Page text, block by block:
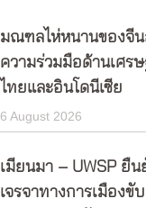
มณฑลไห่หนานของจีน
ความร่วมมือด้านเศร
ไทยและอินโดนีเซีย
6 August 2026
เมียนมา – UWSP ยืน
เจรจาทางการเมืองขั